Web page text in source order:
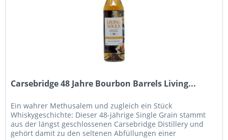
Carsebridge 48 Jahre Bourbon Barrels Living...
Ein wahrer Methusalem und zugleich ein Stück
Whiskygeschichte: Dieser 48-jährige Single Grain stammt
aus der längst geschlossenen Carsebridge Distillery und
gehört damit zu den seltenen Abfüllungen einer